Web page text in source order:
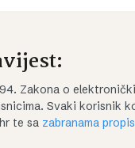
Zakona o
Svaki korisnik
te sa zabranama